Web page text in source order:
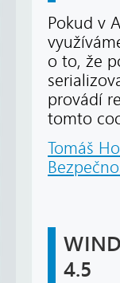
Pokud v
o to, že
provádí
tomto
Tomáš
4.5